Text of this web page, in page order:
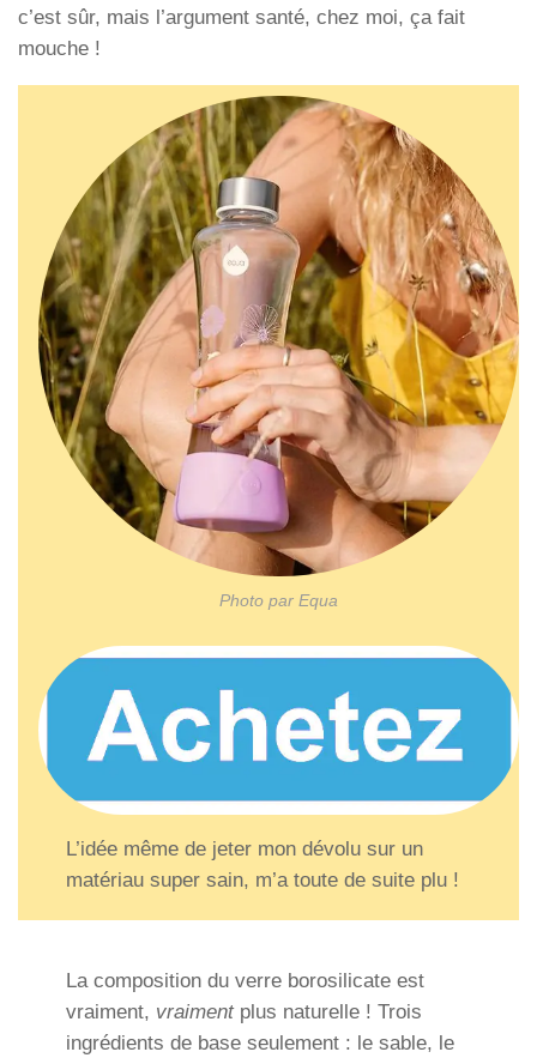
c’est sûr, mais l’argument santé, chez moi, ça fait
mouche !
Photo par Equa
L’idée même de jeter mon dévolu sur un
matériau super sain, m’a toute de suite plu !
La composition du verre borosilicate est
vraiment, vraimentplus naturelle ! Trois
ingrédients de base seulement : le sable, le